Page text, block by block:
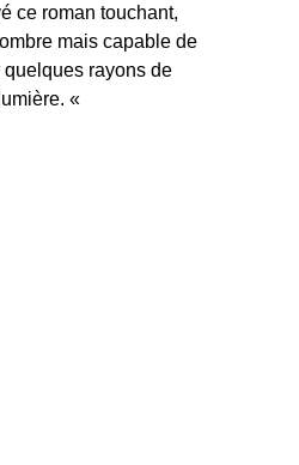
ce roman touchant,
mais capable de
quelques rayons de
lumière. «